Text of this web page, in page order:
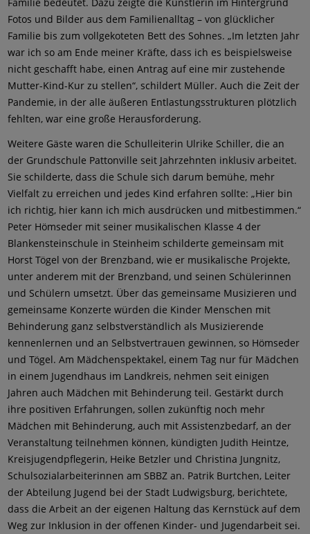
Fotos und Bilder aus dem Familienalltag – von glücklicher
Familie bis zum vollgekoteten Bett des Sohnes. „Im letzten Jahr
war ich so am Ende meiner Kräfte, dass ich es beispielsweise
nicht geschafft habe, einen Antrag auf eine mir zustehende
Mutter-Kind-Kur zu stellen“, schildert Müller. Auch die Zeit der
Pandemie, in der alle äußeren Entlastungsstrukturen plötzlich
fehlten, war eine große Herausforderung.
Weitere Gäste waren die Schulleiterin Ulrike Schiller, die an
der Grundschule Pattonville seit Jahrzehnten inklusiv arbeitet.
Sie schilderte, dass die Schule sich darum bemühe, mehr
Vielfalt zu erreichen und jedes Kind erfahren sollte: „Hier bin
ich richtig, hier kann ich mich ausdrücken und mitbestimmen.“
Peter Hömseder mit seiner musikalischen Klasse 4 der
Blankensteinschule in Steinheim schilderte gemeinsam mit
Horst Tögel von der Brenzband, wie er musikalische Projekte,
unter anderem mit der Brenzband, und seinen Schülerinnen
und Schülern umsetzt. Über das gemeinsame Musizieren und
gemeinsame Konzerte würden die Kinder Menschen mit
Behinderung ganz selbstverständlich als Musizierende
kennenlernen und an Selbstvertrauen gewinnen, so Hömseder
und Tögel. Am Mädchenspektakel, einem Tag nur für Mädchen
in einem Jugendhaus im Landkreis, nehmen seit einigen
Jahren auch Mädchen mit Behinderung teil. Gestärkt durch
ihre positiven Erfahrungen, sollen zukünftig noch mehr
Mädchen mit Behinderung, auch mit Assistenzbedarf, an der
Veranstaltung teilnehmen können, kündigten Judith Heintze,
Kreisjugendpflegerin, Heike Betzler und Christina Jungnitz,
Schulsozialarbeiterinnen am SBBZ an. Patrik Burtchen, Leiter
der Abteilung Jugend bei der Stadt Ludwigsburg, berichtete,
dass die Arbeit an der eigenen Haltung das Kernstück auf dem
Weg zur Inklusion in der offenen Kinder- und Jugendarbeit sei.